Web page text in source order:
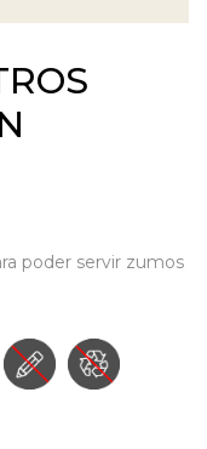
poder servir zumos